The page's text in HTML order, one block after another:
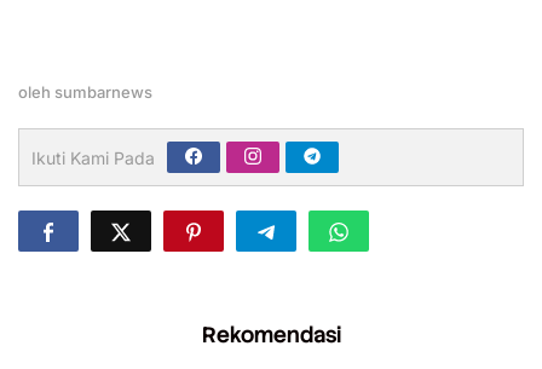
oleh sumbarnews
Ikuti Kami Pada
Rekomendasi